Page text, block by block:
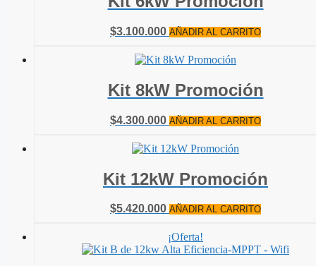
$3.100.000 AÑADIR AL CARRITO
Kit 8kW Promoción
$4.300.000 AÑADIR AL CARRITO
Kit 12kW Promoción
$5.420.000 AÑADIR AL CARRITO
¡Oferta!